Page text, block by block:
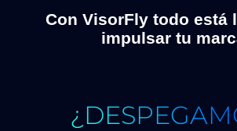
Con VisorFly todo está
impulsar tu